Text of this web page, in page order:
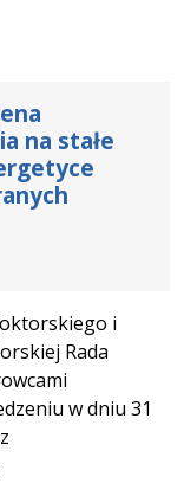
na stałe
i
Rada
w dniu 31